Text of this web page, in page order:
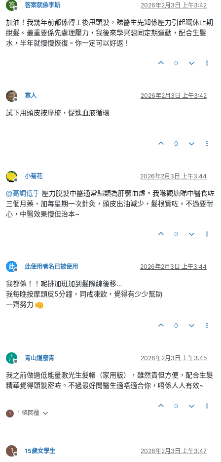
答
離線
答案就係李斯 2026年2月3日 上午3:42
加油！我幾年前都係轉工後甩頭髮，睇醫生先知係壓力引起嘅休止期
脫髮。最重要係先處理壓力，我後來學冥想同定期運動，配合生髮
水，半年就慢慢恢復。你一定可以好返！
0
離線
寡人 2026年2月3日 上午3:42
試下用頭皮按摩梳，促進血液循環
0
離線
小菊花 2026年2月3日 上午3:44
@高調低手 壓力脫髮中醫通常歸類為肝鬱血虛。我喺觀塘睇中醫食咗
三個月藥，加每星期一次針灸，頭皮出油減少，髮根實咗。不過要耐
心，中醫效果慢但治本~
0
此
離線
此使用者名已被使用 2026年2月3日 上午3:44
我都係！！呢排加班加到髮際線後移…
我每晚按摩頭皮5分鐘，同戒凍飲，覺得有少少幫助
一齊努力
0
青
離線
青山道廢青 2026年2月3日 上午3:45
我之前做過低能量激光生髮帽（家用版），雖然貴但方便，配合生髮
精華覺得頭髮密咗。不過最好問醫生適唔適合你，唔係人人有效~
1 1 條回覆
0
1
離線
15歲女學生 2026年2月3日 上午3:47